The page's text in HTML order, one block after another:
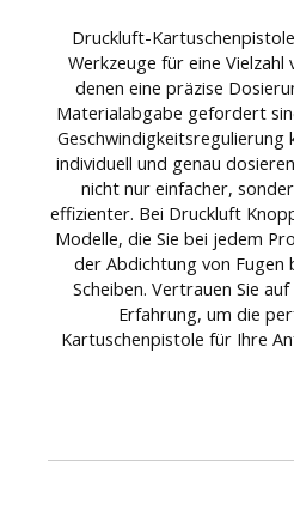
Druckluft-
Werkzeuge für eine Vielzahl
denen eine präzise
Materialabgabe gefordert
Geschwindigkeitsregulierung
individuell und genau
nicht nur einfacher,
effizienter. Bei Druckluft
Modelle, die Sie bei jedem
der Abdichtung von Fugen
Scheiben. Vertrauen Sie
Erfahrung, um die
Kartuschenpistole für Ihre